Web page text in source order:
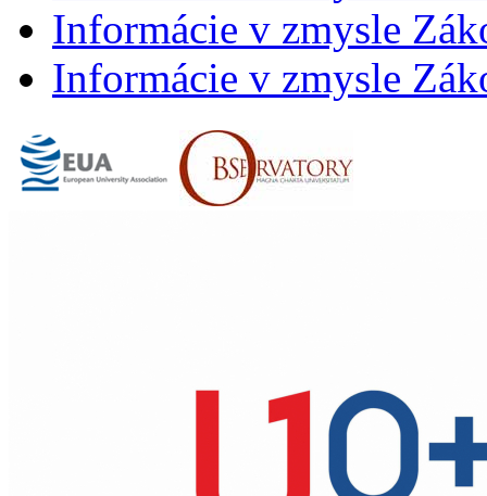
Informácie v zmysle
Informácie v zmysle